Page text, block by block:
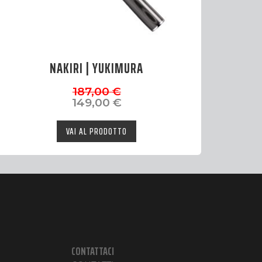
NAKIRI | YUKIMURA
187,00€
prezzo
originale
era:
187,00 €.
149,00 €
prezzo
è:
149,00 €.
VAI AL PRODOTTO
CONTATTACI